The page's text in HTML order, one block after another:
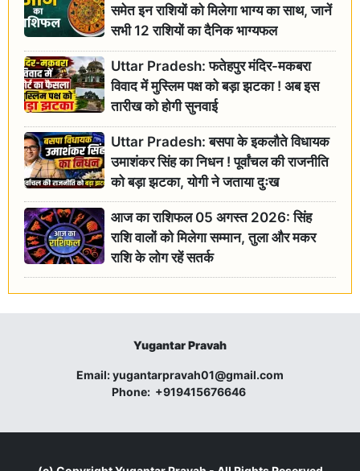
समेत इन राशियों को मिलेगा भाग्य का साथ, जानें
सभी 12 राशियों का दैनिक भाग्यफल
Uttar Pradesh: फतेहपुर मंदिर-मकबरा
विवाद में मुस्लिम पक्ष को बड़ा झटका ! अब इस
तारीख को होगी सुनवाई
Uttar Pradesh: बसपा के इकलौते विधायक
उमाशंकर सिंह का निधन ! पूर्वांचल की राजनीति
को बड़ा झटका, योगी ने जताया दुःख
आज का राशिफल 05 अगस्त 2026: सिंह
राशि वालों को मिलेगा सम्मान, तुला और मकर
राशि के लोग रहें सतर्क
Yugantar Pravah
Email:yugantarpravah01@gmail.com
Phone: +919415676646